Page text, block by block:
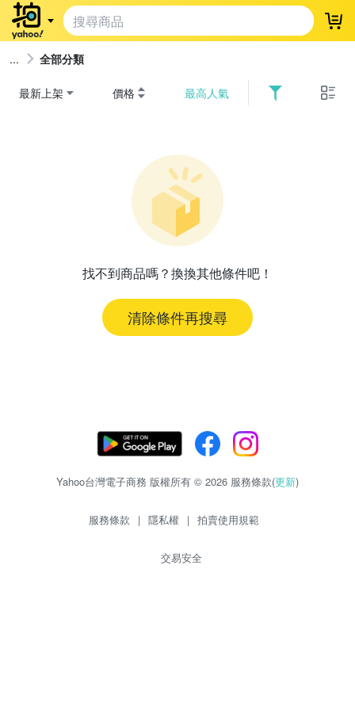
登
全部分類
最新上架 價格 最高人氣
找不到商品嗎？換換其他條件吧！
清除條件再搜尋
Yahoo台灣電子商務 版權所有 © 2026 服務條款(更新)
服務條款 | 隱私權 | 拍賣使用規範
交易安全